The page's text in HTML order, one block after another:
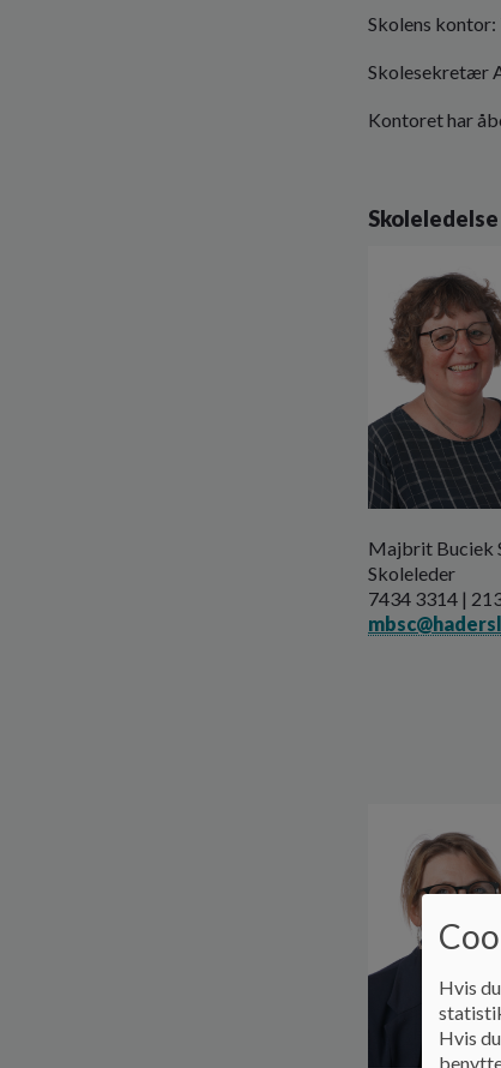
Skolens kontor:
Skolesekretær
Kontoret har
Skoleledelse
Majbrit Buciek
Skoleleder
7434 3314 |
Hvis
Hvis